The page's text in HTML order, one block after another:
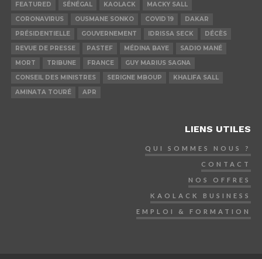
FEATURED SÉNÉGAL KAOLACK
MACKY SALL
CORONAVIRUS
OUSMANE SONKO COVID 19
DAKAR
PRÉSIDENTIELLE
GOUVERNEMENT IDRISSA SECK
DÉCÈS
REVUE DE PRESSE
PASTEF MÉDINA BAYE
SADIO MANÉ
MORT
TRIBUNE FRANCE
GUY MARIUS SAGNA
CONSEIL DES MINISTRES
SERIGNE MBOUP
KHALIFA SALL
AMINATA TOURÉ
APR
LIENS UTILES
QUI SOMMES NOUS ?
CONTACT
NOS OFFRES
KAOLACK BUSINESS
EMPLOI & FORMATION